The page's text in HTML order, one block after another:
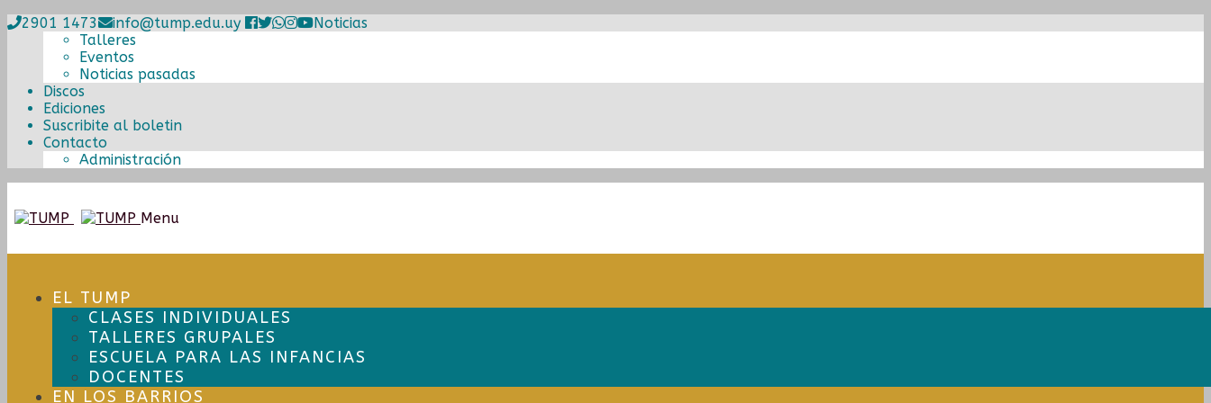
2901 1473 info@tump.edu.uy
Noticias
Talleres
Eventos
Noticias pasadas
Discos
Ediciones
Suscribite al boletin
Contacto
Administración
Ir
la
Ir
contenido
Menu
EL TUMP
CLASES INDIVIDUALES
TALLERES GRUPALES
ESCUELA PARA LAS INFANCIAS
DOCENTES
EN LOS BARRIOS